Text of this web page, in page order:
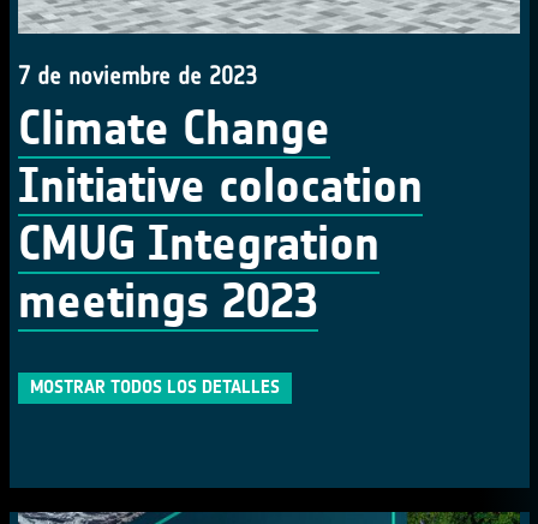
7 de noviembre de 2023
Climate Change
Initiative colocation
CMUG Integration
meetings 2023
MOSTRAR TODOS LOS DETALLES